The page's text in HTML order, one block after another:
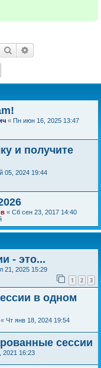
Поиск
« Пн июн 16, 2025 13:47
и получите
05, 2024 19:44
« Сб сен 23, 2017 14:40
- это...
21, 2025 15:29
1 2 3
в одном
« Чт янв 18, 2024 19:54
сессии
2021 16:23